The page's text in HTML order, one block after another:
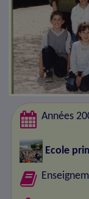
Années
Ecole